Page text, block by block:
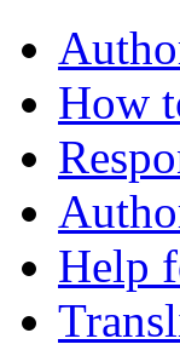
How
Help